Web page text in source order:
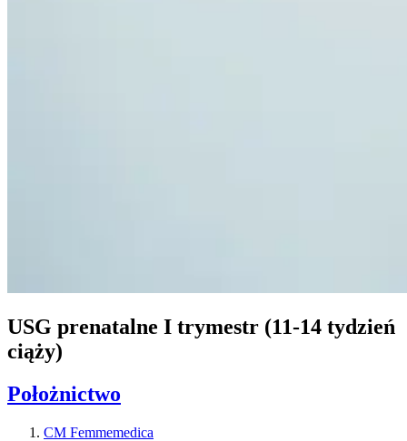
USG prenatalne I trymestr (11-14 tydzień
ciąży)
Położnictwo
CM Femmemedica